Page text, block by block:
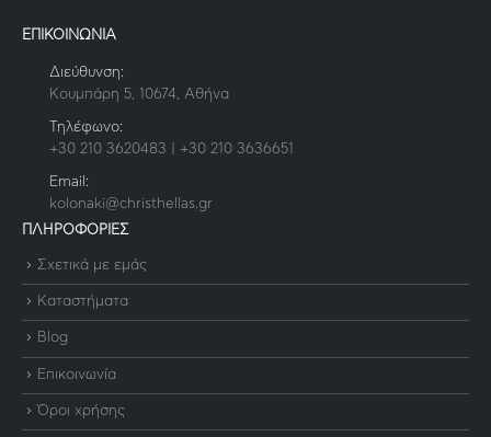
ΕΠΙΚΟΙΝΩΝΙΑ
Διεύθυνση:
Κουμπάρη 5, 10674, Αθήνα
Τηλέφωνο:
+30 210 3620483 | +30 210 3636651
Email:
kolonaki@christhellas.gr
ΠΛΗΡΟΦΟΡΙΕΣ
Σχετικά με εμάς
Καταστήματα
Blog
Επικοινωνία
Όροι χρήσης